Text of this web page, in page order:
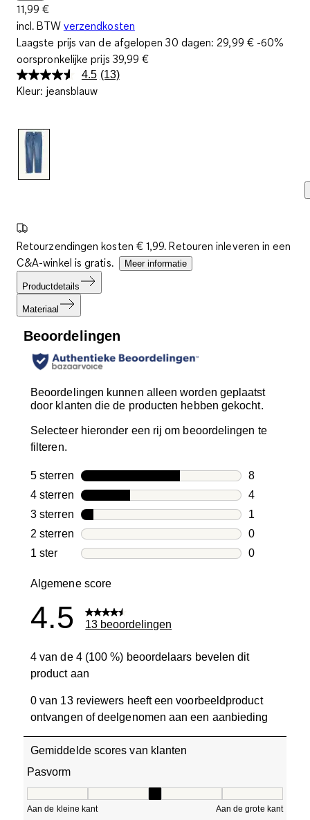
11,99 €
incl. BTW verzendkosten
Laagste prijs van de afgelopen 30 dagen: 29,99 €-60%
oorspronkelijke prijs 39,99 €
4.5 Lees
(13)
Kleur: jeansblauw
Retourzendingen kosten € 1,99. Retouren inleveren in een
C&A-winkel is gratis.
Meer informatie
Productdetails
Materiaal
Beoordelingen
Beoordelingen kunnen alleen worden geplaatst
door klanten die de producten hebben gekocht.
Selecteer hieronder een rij om beoordelingen te
filteren.
5 sterren sterren
8
8
4 sterren sterren
4
4
3 sterren sterren
1
1
2 sterren sterren
0
0
1 ster sterren
0
Algemene score
4.5 13 beoordelingen
4 van de 4 (100 %) beoordelaars bevelen dit
product aan
0 van 13 reviewers heeft een voorbeeldproduct
ontvangen of deelgenomen aan een aanbieding
Gemiddelde scores van klanten
Pasvorm
Aan de kleine kant Aan de grote kant